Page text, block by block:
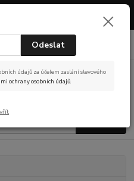
Budějovicích – prohlédněte si
Odeslat
údajů za účelem zaslání slevového
ochrany osobních údajů.